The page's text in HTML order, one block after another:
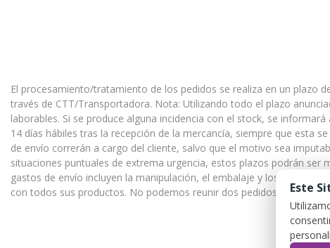
El procesamiento/tratamiento de los pedidos se realiza en un plazo
través de CTT/Transportadora. Nota: Utilizando todo el plazo
laborables. Si se produce alguna incidencia con el stock, se
14 días hábiles tras la recepción de la mercancía, siempre que esta
de envío correrán a cargo del cliente, salvo que el motivo sea
situaciones puntuales de extrema urgencia, estos plazos podrán
gastos de envío incluyen la manipulación, el embalaje y los gastos
con todos sus productos. No podemos reunir dos pedidos
Este